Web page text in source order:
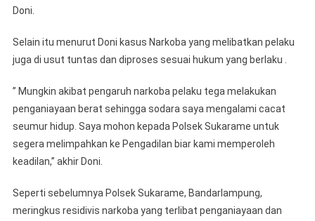
Doni.
Selain itu menurut Doni kasus Narkoba yang melibatkan pelaku
juga di usut tuntas dan diproses sesuai hukum yang berlaku .
” Mungkin akibat pengaruh narkoba pelaku tega melakukan
penganiayaan berat sehingga sodara saya mengalami cacat
seumur hidup. Saya mohon kepada Polsek Sukarame untuk
segera melimpahkan ke Pengadilan biar kami memperoleh
keadilan,” akhir Doni.
Seperti sebelumnya Polsek Sukarame, Bandarlampung,
meringkus residivis narkoba yang terlibat penganiayaan dan